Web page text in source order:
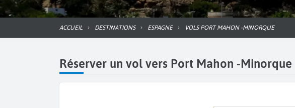
ACCUEIL DESTINATIONS ESPAGNE VOLS PORT MAHON -MINORQUE
Réserver un vol vers Port Mahon -Minorque